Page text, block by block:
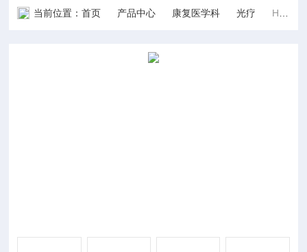
当前位置：首页 产品中心 康复医学科 光疗 HW-3102C型双通道短波紫外线治疗仪